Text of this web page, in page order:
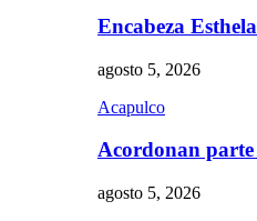
Encabeza
agosto 5, 2026
Acapulco
Acordonan
agosto 5, 2026